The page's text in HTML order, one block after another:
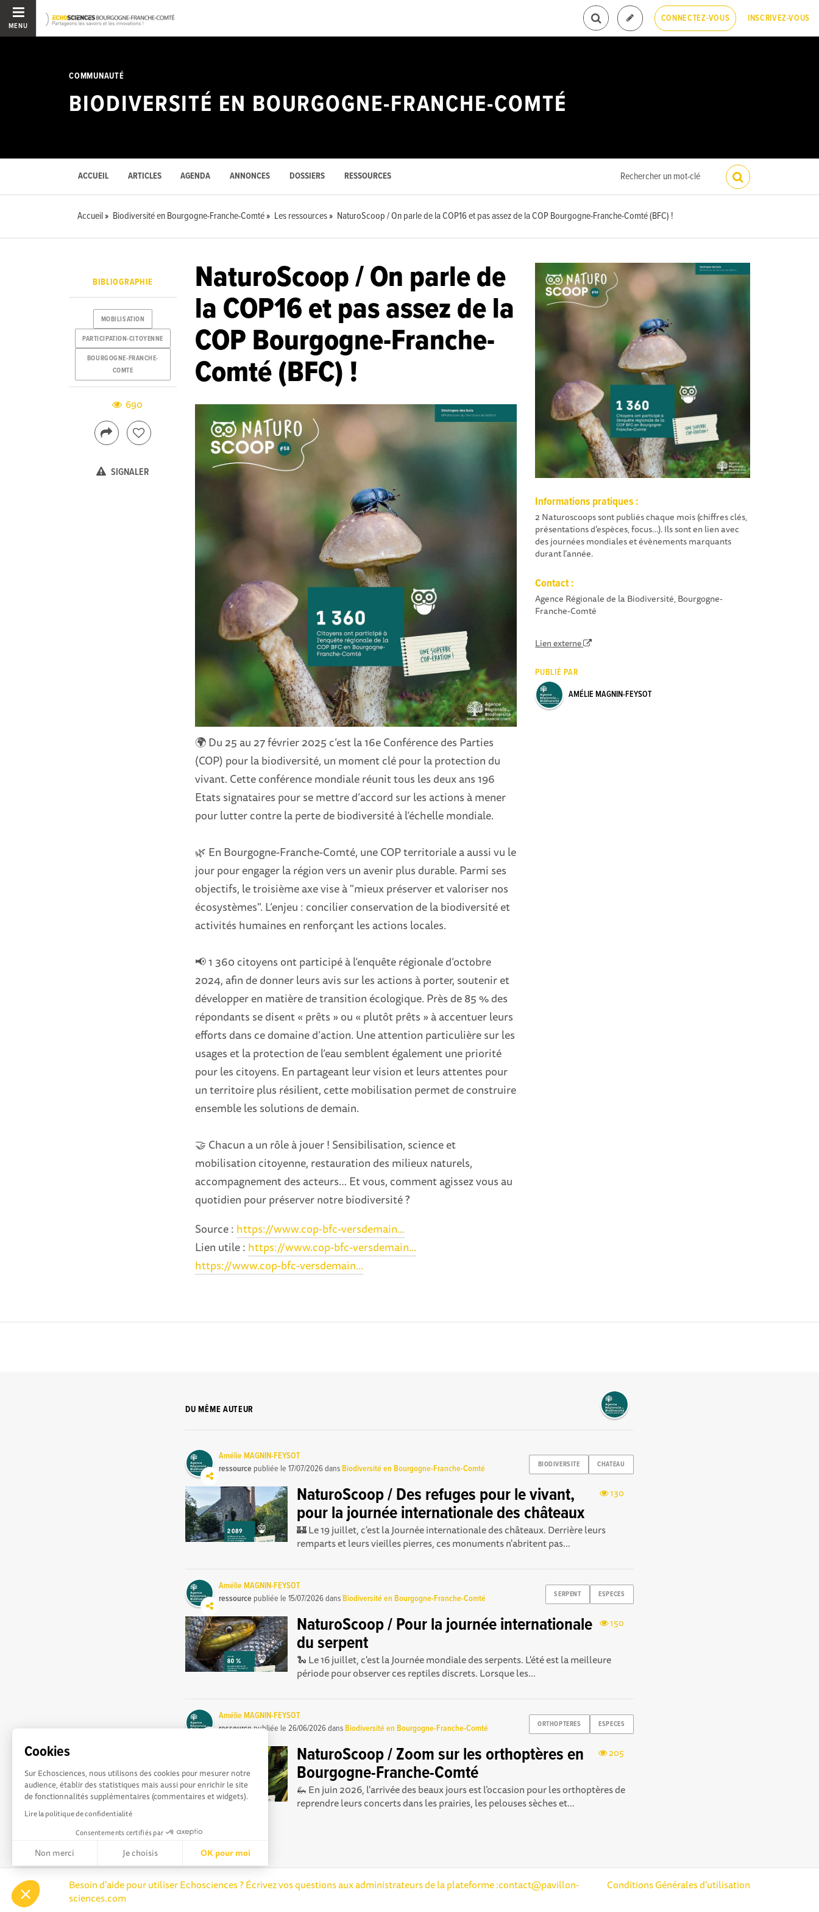
Cookies
Sur Echosciences, nous utilisons des cookies pour mesurer notre
audience, établir des statistiques mais aussi pour enrichir le site
de fonctionnalités supplémentaires (commentaires et widgets).
Lire la politique de confidentialité
Consentements certifiés par
Non merci Je choisis OK pour moi
Plateforme de Gestion du Consentement : Personnalisez vos Options
Notre plateforme vous permet d'adapter et de gérer vos paramètres de confidentialité, en garantissant la conformité avec les réglementations. Personnalisez vos préférences pour contrôler
MENU
CONNECTEZ-VOUS INSCRIVEZ-VOUS
COMMUNAUTÉ
BIODIVERSITÉ EN BOURGOGNE-FRANCHE-COMTÉ
ACCUEIL ARTICLES AGENDA ANNONCES DOSSIERS RESSOURCES
Accueil Biodiversité en Bourgogne-Franche-Comté Les ressources NaturoScoop / On parle de la COP16 et pas assez de la COP Bourgogne-Franche-Comté (BFC) !
NaturoScoop / On parle de
la COP16 et pas assez de la
COP Bourgogne-Franche-
Comté (BFC) !
🌍 Du 25 au 27 février 2025 c’est la 16e Conférence des Parties
(COP) pour la biodiversité, un moment clé pour la protection du
vivant. Cette conférence mondiale réunit tous les deux ans 196
Etats signataires pour se mettre d’accord sur les actions à mener
pour lutter contre la perte de biodiversité à l’échelle mondiale.
🌿 En Bourgogne-Franche-Comté, une COP territoriale a aussi vu le
jour pour engager la région vers un avenir plus durable. Parmi ses
objectifs, le troisième axe vise à "mieux préserver et valoriser nos
écosystèmes". L’enjeu : concilier conservation de la biodiversité et
activités humaines en renforçant les actions locales.
📢 1 360 citoyens ont participé à l’enquête régionale d’octobre
2024, afin de donner leurs avis sur les actions à porter, soutenir et
développer en matière de transition écologique. Près de 85 % des
répondants se disent « prêts » ou « plutôt prêts » à accentuer leurs
efforts dans ce domaine d’action. Une attention particulière sur les
usages et la protection de l’eau semblent également une priorité
pour les citoyens. En partageant leur vision et leurs attentes pour
un territoire plus résilient, cette mobilisation permet de construire
ensemble les solutions de demain.
🤝 Chacun a un rôle à jouer ! Sensibilisation, science et
mobilisation citoyenne, restauration des milieux naturels,
accompagnement des acteurs… Et vous, comment agissez vous au
quotidien pour préserver notre biodiversité ?
Source : https://www.cop-bfc-versdemain...
Lien utile : https://www.cop-bfc-versdemain...
https://www.cop-bfc-versdemain...
Informations pratiques :
2 Naturoscoops sont publiés chaque mois (chiffres clés,
présentations d’espèces, focus…). Ils sont en lien avec
des journées mondiales et évènements marquants
durant l’année.
Contact :
Agence Régionale de la Biodiversité, Bourgogne-
Franche-Comté
Lien externe
PUBLIÉ PAR
AMÉLIE MAGNIN-FEYSOT
BIBLIOGRAPHIE
MOBILISATION
PARTICIPATION-CITOYENNE
BOURGOGNE-FRANCHE-
COMTE
690
SIGNALER
DU MÊME AUTEUR
BIODIVERSITE CHATEAU
Amélie MAGNIN-FEYSOT
ressource publiée le17/07/2026dansBiodiversité en Bourgogne-Franche-Comté
130
NaturoScoop / Des refuges pour le vivant,
pour la journée internationale des châteaux
🏰 Le 19 juillet, c'est la Journée internationale des châteaux. Derrière leurs
remparts et leurs vieilles pierres, ces monuments n'abritent pas...
SERPENT ESPECES
Amélie MAGNIN-FEYSOT
ressource publiée le15/07/2026dansBiodiversité en Bourgogne-Franche-Comté
150
NaturoScoop / Pour la journée internationale
du serpent
🐍 Le 16 juillet, c'est la Journée mondiale des serpents. L'été est la meilleure
période pour observer ces reptiles discrets. Lorsque les...
ORTHOPTERES ESPECES
Amélie MAGNIN-FEYSOT
ressourcepubliée le26/06/2026dansBiodiversité en Bourgogne-Franche-Comté
205
NaturoScoop / Zoom sur les orthoptères en
Bourgogne-Franche-Comté
🦗 En juin 2026, l'arrivée des beaux jours est l’occasion pour les orthoptères de
reprendre leurs concerts dans les prairies, les pelouses sèches et...
Conditions Générales d'utilisation
Besoin d'aide pour utiliser Echosciences ? Écrivez vos questions aux administrateurs de la plateforme :contact@pavillon-
sciences.com